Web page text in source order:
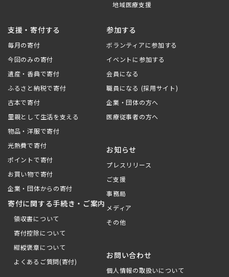
地域医療支援
支援・寄付する
毎月の寄付
今回のみの寄付
遺産・香典で寄付
ふるさと納税で寄付
古本で寄付
里親として生活を支える
物品・洋服で寄付
光熱費で寄付
ポイントで寄付
お買い物で寄付
企業・団体からの寄付
寄付に関する手続き・ご案内
領収書について
寄付控除について
紺綬褒章について
よくあるご質問(寄付)
参加する
ボランティアに参加する
イベントに参加する
会員になる
職員になる (採用サイト)
企業・団体の方へ
医療従事者の方へ
お知らせ
プレスリリース
ご支援
事務局
メディア
その他
お問い合わせ
個人情報の取扱いについて